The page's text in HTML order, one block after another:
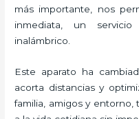
más importante, nos
inmediata, un
inalámbrico.
Este aparato ha
acorta distancias y
familia, amigos y entorno,